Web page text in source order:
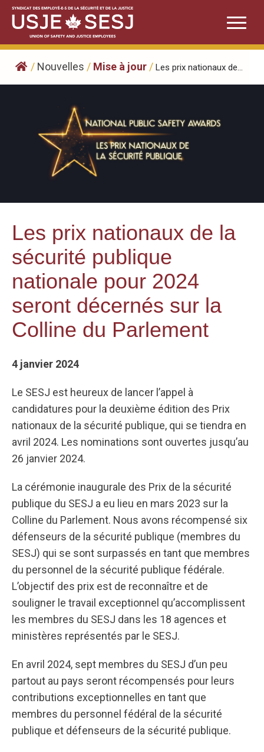
Skip
content
/ Nouvelles / Mise à jour / Les prix nationaux de...
Les prix nationaux de la
sécurité publique
nationale pour 2024
seront décernés sur la
Colline du Parlement
4 janvier 2024
Le SESJ est heureux de lancer l’appel à
candidatures pour la deuxième édition des Prix
nationaux de la sécurité publique, qui se tiendra en
avril 2024. Les nominations sont ouvertes jusqu’au
26 janvier 2024.
La cérémonie inaugurale des Prix de la sécurité
publique du SESJ a eu lieu en mars 2023 sur la
Colline du Parlement. Nous avons récompensé six
défenseurs de la sécurité publique (membres du
SESJ) qui se sont surpassés en tant que membres
du personnel de la sécurité publique fédérale.
L’objectif des prix est de reconnaître et de
souligner le travail exceptionnel qu’accomplissent
les membres du SESJ dans les 18 agences et
ministères représentés par le SESJ.
En avril 2024, sept membres du SESJ d’un peu
partout au pays seront récompensés pour leurs
contributions exceptionnelles en tant que
membres du personnel fédéral de la sécurité
publique et défenseurs de la sécurité publique.